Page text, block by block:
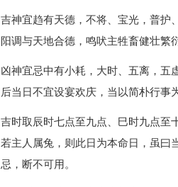
吉神宜趋有天德，不将、宝光，普护
阳调与天地合德，鸣吠主牲畜健壮繁
凶神宜忌中有小耗，大时、五离，五
后当日不宜设宴欢庆，当以简朴行事
吉时取辰时七点至九点、巳时九点至
若主人属兔，则此日为本命日，虽曰
忌，断不可用。